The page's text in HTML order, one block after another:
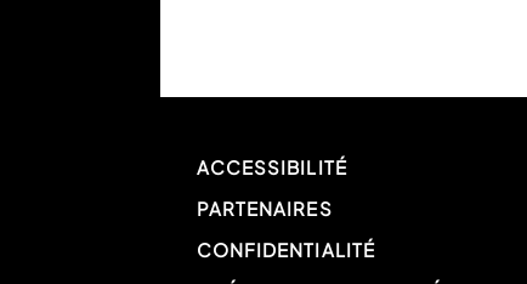
ACCESSIBILITÉ
PARTENAIRES
CONFIDENTIALITÉ